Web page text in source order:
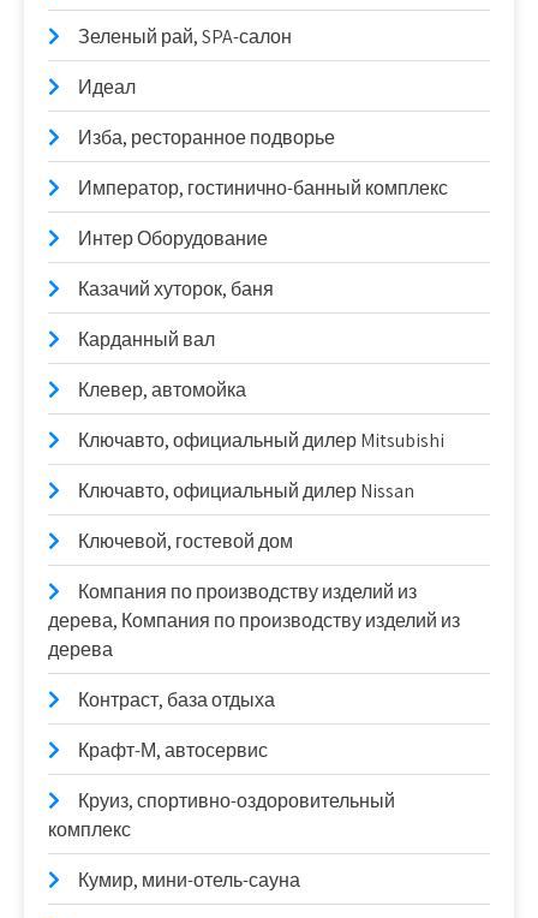
Зеленый рай, SPA-салон
Идеал
Изба, ресторанное подворье
Император, гостинично-банный комплекс
Интер Оборудование
Казачий хуторок, баня
Карданный вал
Клевер, автомойка
Ключавто, официальный дилер Mitsubishi
Ключавто, официальный дилер Nissan
Ключевой, гостевой дом
Компания по производству изделий из
дерева, Компания по производству изделий из
дерева
Контраст, база отдыха
Крафт-М, автосервис
Круиз, спортивно-оздоровительный
комплекс
Кумир, мини-отель-сауна